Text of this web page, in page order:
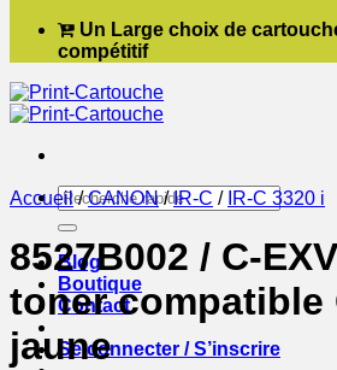
Un Large choix de
compétitif
Recherche
pour :
Blog
Boutique
Contact
Se connecter / S’inscrire
Accueil / CANON / IR-C / IR-C 3320 i
8527B002 / C-
toner compatible
jaune